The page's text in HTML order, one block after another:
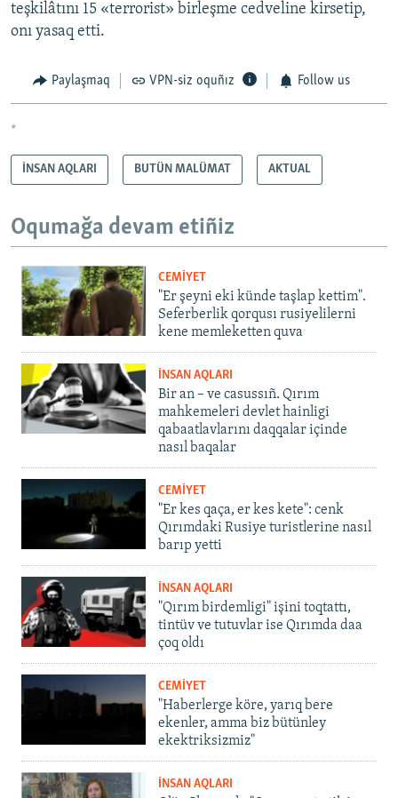
teşkilâtını 15 «terrorist» birleşme cedveline kirsetip,
onı yasaq etti.
Paylaşmaq VPN-siz oquñız Follow us
*
İNSAN AQLARI BUTÜN MALÜMAT AKTUAL
Oqumağa devam etiñiz
CEMİYET
"Er şeyni eki künde taşlap kettim".
Seferberlik qorqusı rusiyelilerni
kene memleketten quva
İNSAN AQLARI
Bir an – ve casussıñ. Qırım
mahkemeleri devlet hainligi
qabaatlavlarını daqqalar içinde
nasıl baqalar
CEMİYET
"Er kes qaça, er kes kete": cenk
Qırımdaki Rusiye turistlerine nasıl
barıp yetti
İNSAN AQLARI
"Qırım birdemligi" işini toqtattı,
tintüv ve tutuvlar ise Qırımda daa
çoq oldı
CEMİYET
"Haberlerge köre, yarıq bere
ekenler, amma biz bütünley
ekektriksizmiz"
İNSAN AQLARI